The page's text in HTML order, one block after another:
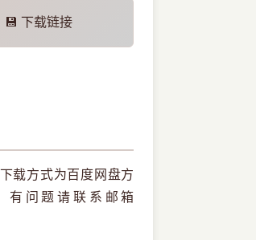
💾 下载链接
载方式为百度网盘方
有问题请联系邮箱